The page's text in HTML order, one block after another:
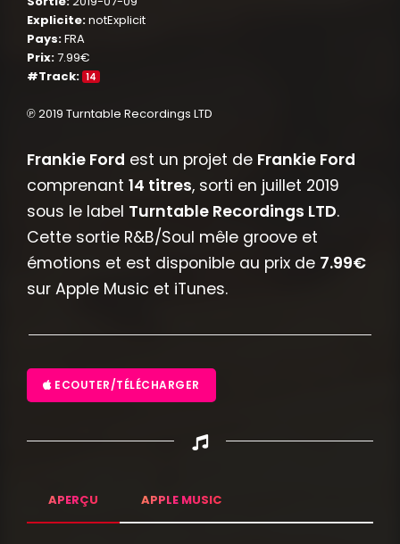
Explicite:notExplicit
Pays:FRA
Prix:7.99€
#Track: 14
℗ 2019 Turntable Recordings LTD
Frankie Ford est un projet de Frankie Ford
comprenant 14 titres, sorti en juillet 2019
sous le label Turntable Recordings LTD.
Cette sortie R&B/Soul mêle groove et
émotions et est disponible au prix de 7.99€
sur Apple Music et iTunes.
ECOUTER/TÉLÉCHARGER
APERÇU APPLE MUSIC